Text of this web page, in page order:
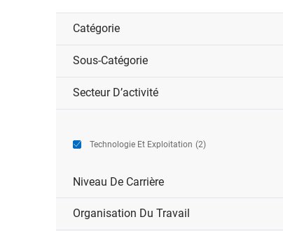
Catégorie
Sous-Catégorie
Secteur D’activité
Technologie Et Exploitation (2)
Niveau De Carrière
Organisation Du Travail